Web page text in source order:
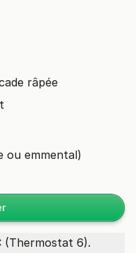
râpée
ou emmental)
(Thermostat 6).